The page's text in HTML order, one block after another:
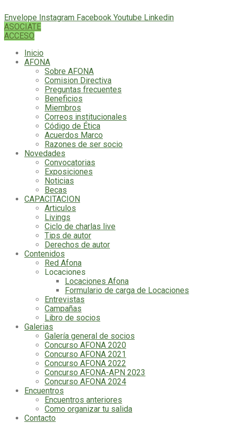
Envelope Instagram Facebook Youtube Linkedin
ASOCIATE
ACCESO
Inicio
AFONA
Sobre AFONA
Comision Directiva
Preguntas frecuentes
Beneficios
Miembros
Correos institucionales
Código de Ética
Acuerdos Marco
Razones de ser socio
Novedades
Convocatorias
Exposiciones
Noticias
Becas
CAPACITACION
Articulos
Livings
Ciclo de charlas live
Tips de autor
Derechos de autor
Contenidos
Red Afona
Locaciones
Locaciones Afona
Formulario de carga de Locaciones
Entrevistas
Campañas
Libro de socios
Galerias
Galería general de socios
Concurso AFONA 2020
Concurso AFONA 2021
Concurso AFONA 2022
Concurso AFONA-APN 2023
Concurso AFONA 2024
Encuentros
Encuentros anteriores
Como organizar tu salida
Contacto